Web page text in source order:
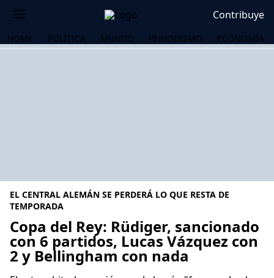
Contribuye
HOME POLÍTICA MUNDO PERIODISMO ECONOMÍA
EL CENTRAL ALEMÁN SE PERDERÁ LO QUE RESTA DE
TEMPORADA
Copa del Rey: Rüdiger, sancionado
con 6 partidos, Lucas Vázquez con
2 y Bellingham con nada